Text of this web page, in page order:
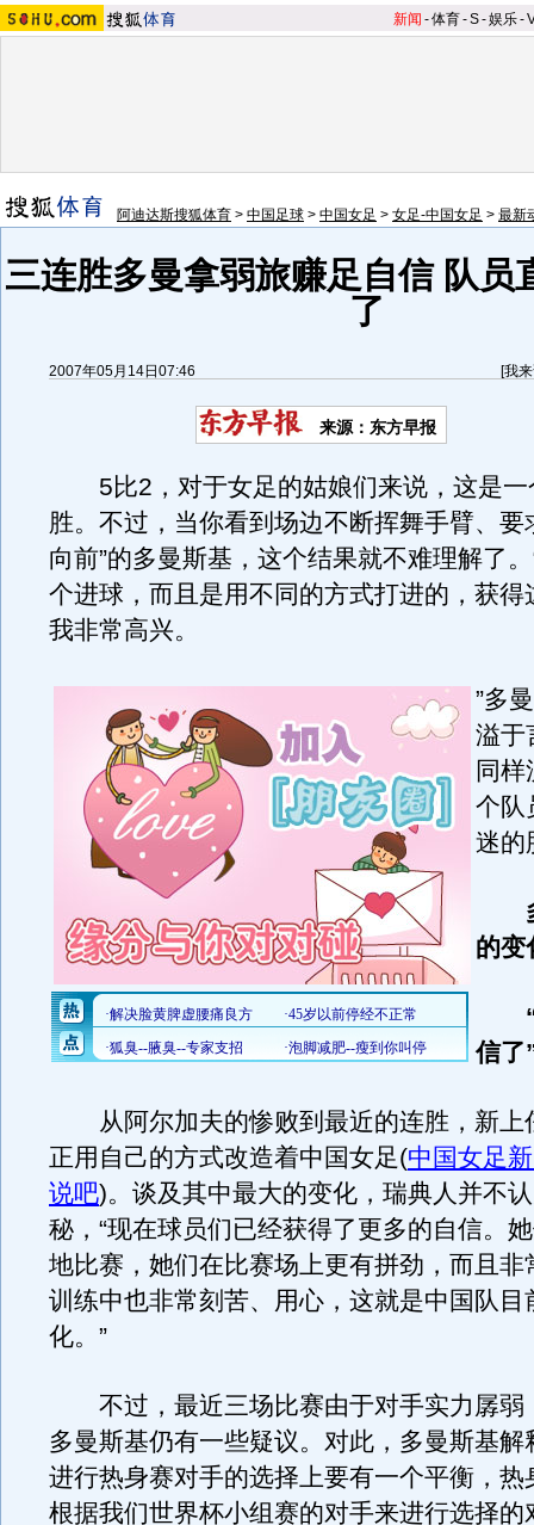
新闻 -体育-S-娱乐-
阿迪达斯搜狐体育 > 中国足球 > 中国女足 > 女足-中国女足 > 最新
三连胜多曼拿弱旅赚足自信 队员
了
2007年05月14日07:46 [我
来源：东方早报
5比2，对于女足的姑娘们来说，这是一
胜。不过，当你看到场边不断挥舞手臂、要
向前”的多曼斯基，这个结果就不难理解了
个进球，而且是用不同的方式打进的，获得
我非常高兴。
”多
溢于
同
个队
迷
多
的
“
信了
从阿尔加夫的惨败到最近的连胜，新上
正用自己的方式改造着中国女足(中国女足
说吧)。谈及其中最大的变化，瑞典人并不
秘，“现在球员们已经获得了更多的自信。
地比赛，她们在比赛场上更有拼劲，而且非
训练中也非常刻苦、用心，这就是中国队目
化。”
不过，最近三场比赛由于对手实力孱弱
多曼斯基仍有一些疑议。对此，多曼斯基解
进行热身赛对手的选择上要有一个平衡，热
根据我们世界杯小组赛的对手来进行选择的